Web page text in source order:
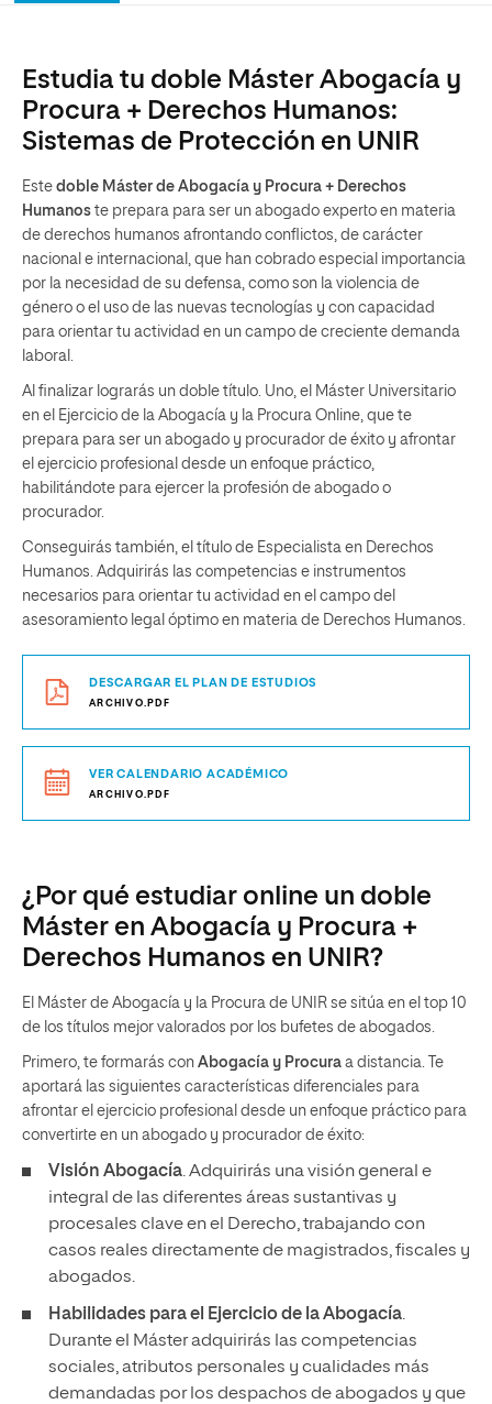
Estudia tu doble Máster Abogacía y
Procura + Derechos Humanos:
Sistemas de Protección en UNIR
Este doble Máster de Abogacía y Procura + Derechos
Humanos te prepara para ser un abogado experto en materia
de derechos humanos afrontando conflictos, de carácter
nacional e internacional, que han cobrado especial importancia
por la necesidad de su defensa, como son la violencia de
género o el uso de las nuevas tecnologías y con capacidad
para orientar tu actividad en un campo de creciente demanda
laboral.
Al finalizar lograrás un doble título. Uno, el Máster Universitario
en el Ejercicio de la Abogacía y la Procura Online, que te
prepara para ser un abogado y procurador de éxito y afrontar
el ejercicio profesional desde un enfoque práctico,
habilitándote para ejercer la profesión de abogado o
procurador.
Conseguirás también, el título de Especialista en Derechos
Humanos. Adquirirás las competencias e instrumentos
necesarios para orientar tu actividad en el campo del
asesoramiento legal óptimo en materia de Derechos Humanos.
DESCARGAR EL PLAN DE ESTUDIOS
ARCHIVO.PDF
VER CALENDARIO ACADÉMICO
ARCHIVO.PDF
¿Por qué estudiar online un doble
Máster en Abogacía y Procura +
Derechos Humanos en UNIR?
El Máster de Abogacía y la Procura de UNIR se sitúa en el top 10
de los títulos mejor valorados por los bufetes de abogados.
Primero, te formarás con Abogacía y Procura a distancia. Te
aportará las siguientes características diferenciales para
afrontar el ejercicio profesional desde un enfoque práctico para
convertirte en un abogado y procurador de éxito:
Visión Abogacía. Adquirirás una visión general e
integral de las diferentes áreas sustantivas y
procesales clave en el Derecho, trabajando con
casos reales directamente de magistrados, fiscales y
abogados.
Habilidades para el Ejercicio de la Abogacía.
Durante el Máster adquirirás las competencias
sociales, atributos personales y cualidades más
demandadas por los despachos de abogados y que